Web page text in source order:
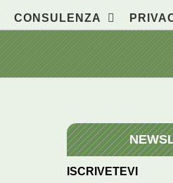
CONSULENZA
ISCRIVETEVI